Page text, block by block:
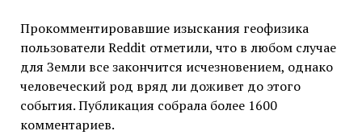
Прокомментировавшие изыскания геофизика
пользователи Reddit отметили, что в любом случае
для Земли все закончится исчезновением, однако
человеческий род вряд ли доживет до этого
события. Публикация собрала более 1600
комментариев.